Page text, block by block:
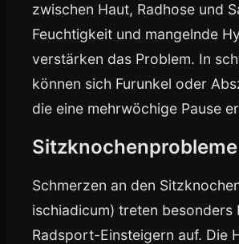
zwischen Haut, Radhose und
Feuchtigkeit und mangelnde
verstärken das Problem. In
können sich Furunkel oder
die eine mehrwöchige Pause
Sitzknochenprobleme
Schmerzen an den
ischiadicum) treten besonders
Radsport-Einsteigern auf. Die